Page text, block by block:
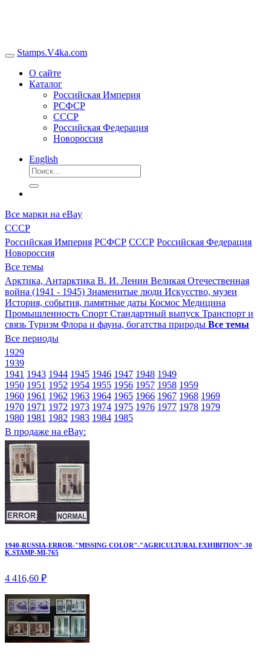
Stamps.V4ka.com
О сайте
Каталог
Российская Империя
РСФСР
СССР
Российская Федерация
Новороссия
English
Все марки на eBay
СССР
Российская Империя РСФСР СССР Российская Федерация
Новороссия
Все темы
Арктика, Антарктика В. И. Ленин Великая Отечественная
война (1941 - 1945) Знаменитые люди Искусство, музеи
История, события, памятные даты Космос Медицина
Промышленность Спорт Стандартный выпуск Транспорт и
связь Туризм Флора и фауна, богатства природы Все темы
Все периоды
1929
1939
1941 1943 1944 1945 1946 1947 1948 1949
1950 1951 1952 1954 1955 1956 1957 1958 1959
1960 1961 1962 1963 1964 1965 1966 1967 1968 1969
1970 1971 1972 1973 1974 1975 1976 1977 1978 1979
1980 1981 1982 1983 1984 1985
В продаже на eBay:
1940-RUSSIA-ERROR-"MISSING COLOR"-"AGRICULTURAL EXHIBITION"-30
K.STAMP-MI-765
4 416,60 ₽